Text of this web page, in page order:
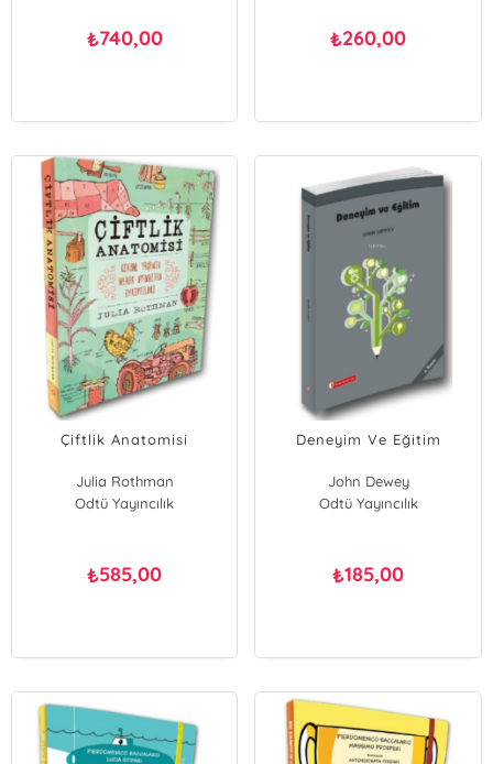
₺740,00 ₺260,00
Çiftlik Anatomisi
Julia Rothman
Odtü Yayıncılık
₺585,00
Deneyim Ve Eğitim
John Dewey
Odtü Yayıncılık
₺185,00